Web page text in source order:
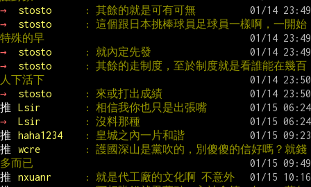
→
stosto
: 其餘的就是可有可無
→
stosto
: 這個跟日本挑棒球員足球員一樣啊，一開始
特殊的早
→
stosto
: 就內定先發
→
stosto
: 其餘的走制度，至於制度就是看誰能在幾百
人下活下
→
stosto
: 來或打出成績
推
Lsir
: 相信我你也只是出張嘴
→
Lsir
: 沒料那種
推
haha1234
: 皇城之內一片和諧
推
wcre
: 護國深山是黨吹的，別傻傻的信好嗎？就錢
多而已
推
nxuanr
: 就是代工廠的文化啊 不意外